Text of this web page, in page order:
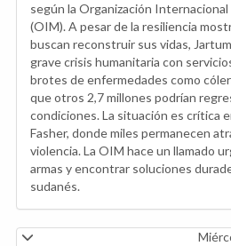
según la Organización
(OIM). A pesar de la resiliencia
buscan reconstruir sus vidas,
grave crisis humanitaria con
brotes de enfermedades como
que otros 2,7 millones podrían
condiciones. La situación es crítica
Fasher, donde miles permanecen
violencia. La OIM hace un llamado
armas y encontrar soluciones
sudanés.